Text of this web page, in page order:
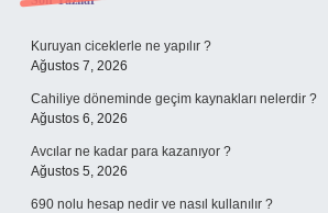
Sidebar
Kuruyan ciceklerle ne yapılır ?
Ağustos 7, 2026
Cahiliye döneminde geçim kaynakları nelerdir ?
Ağustos 6, 2026
Avcılar ne kadar para kazanıyor ?
Ağustos 5, 2026
690 nolu hesap nedir ve nasıl kullanılır ?